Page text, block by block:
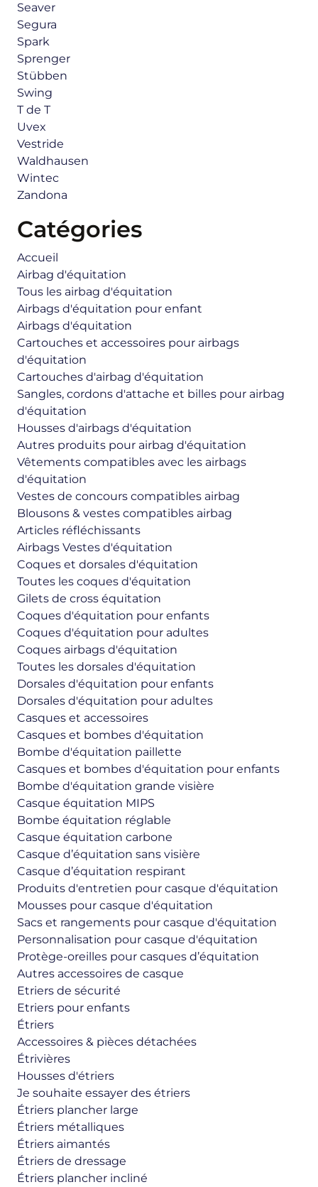
Seaver
Segura
Spark
Sprenger
Stübben
Swing
T de T
Uvex
Vestride
Waldhausen
Wintec
Zandona
Catégories
Accueil
Airbag d'équitation
Tous les airbag d'équitation
Airbags d'équitation pour enfant
Airbags d'équitation
Cartouches et accessoires pour airbags
d'équitation
Cartouches d'airbag d'équitation
Sangles, cordons d'attache et billes pour airbag
d'équitation
Housses d'airbags d'équitation
Autres produits pour airbag d'équitation
Vêtements compatibles avec les airbags
d'équitation
Vestes de concours compatibles airbag
Blousons & vestes compatibles airbag
Articles réfléchissants
Airbags Vestes d'équitation
Coques et dorsales d'équitation
Toutes les coques d'équitation
Gilets de cross équitation
Coques d'équitation pour enfants
Coques d'équitation pour adultes
Coques airbags d'équitation
Toutes les dorsales d'équitation
Dorsales d'équitation pour enfants
Dorsales d'équitation pour adultes
Casques et accessoires
Casques et bombes d'équitation
Bombe d'équitation paillette
Casques et bombes d'équitation pour enfants
Bombe d'équitation grande visière
Casque équitation MIPS
Bombe équitation réglable
Casque équitation carbone
Casque d’équitation sans visière
Casque d’équitation respirant
Produits d'entretien pour casque d'équitation
Mousses pour casque d'équitation
Sacs et rangements pour casque d'équitation
Personnalisation pour casque d'équitation
Protège-oreilles pour casques d’équitation
Autres accessoires de casque
Etriers de sécurité
Etriers pour enfants
Étriers
Accessoires & pièces détachées
Étrivières
Housses d'étriers
Je souhaite essayer des étriers
Étriers plancher large
Étriers métalliques
Étriers aimantés
Étriers de dressage
Étriers plancher incliné